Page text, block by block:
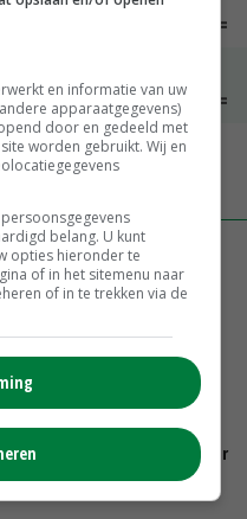
€ 0,00~ € 0,00
ware en Amalthea gaat
naar geitenzuivel blijft
Europese top
krimpt, pluimveesector
en informatie van uw
apparaatgegevens)
door en gedeeld met
worden gebruikt. Wij en
belang. U kunt
opties hieronder te
of in het sitemenu naar
of in te trekken via de